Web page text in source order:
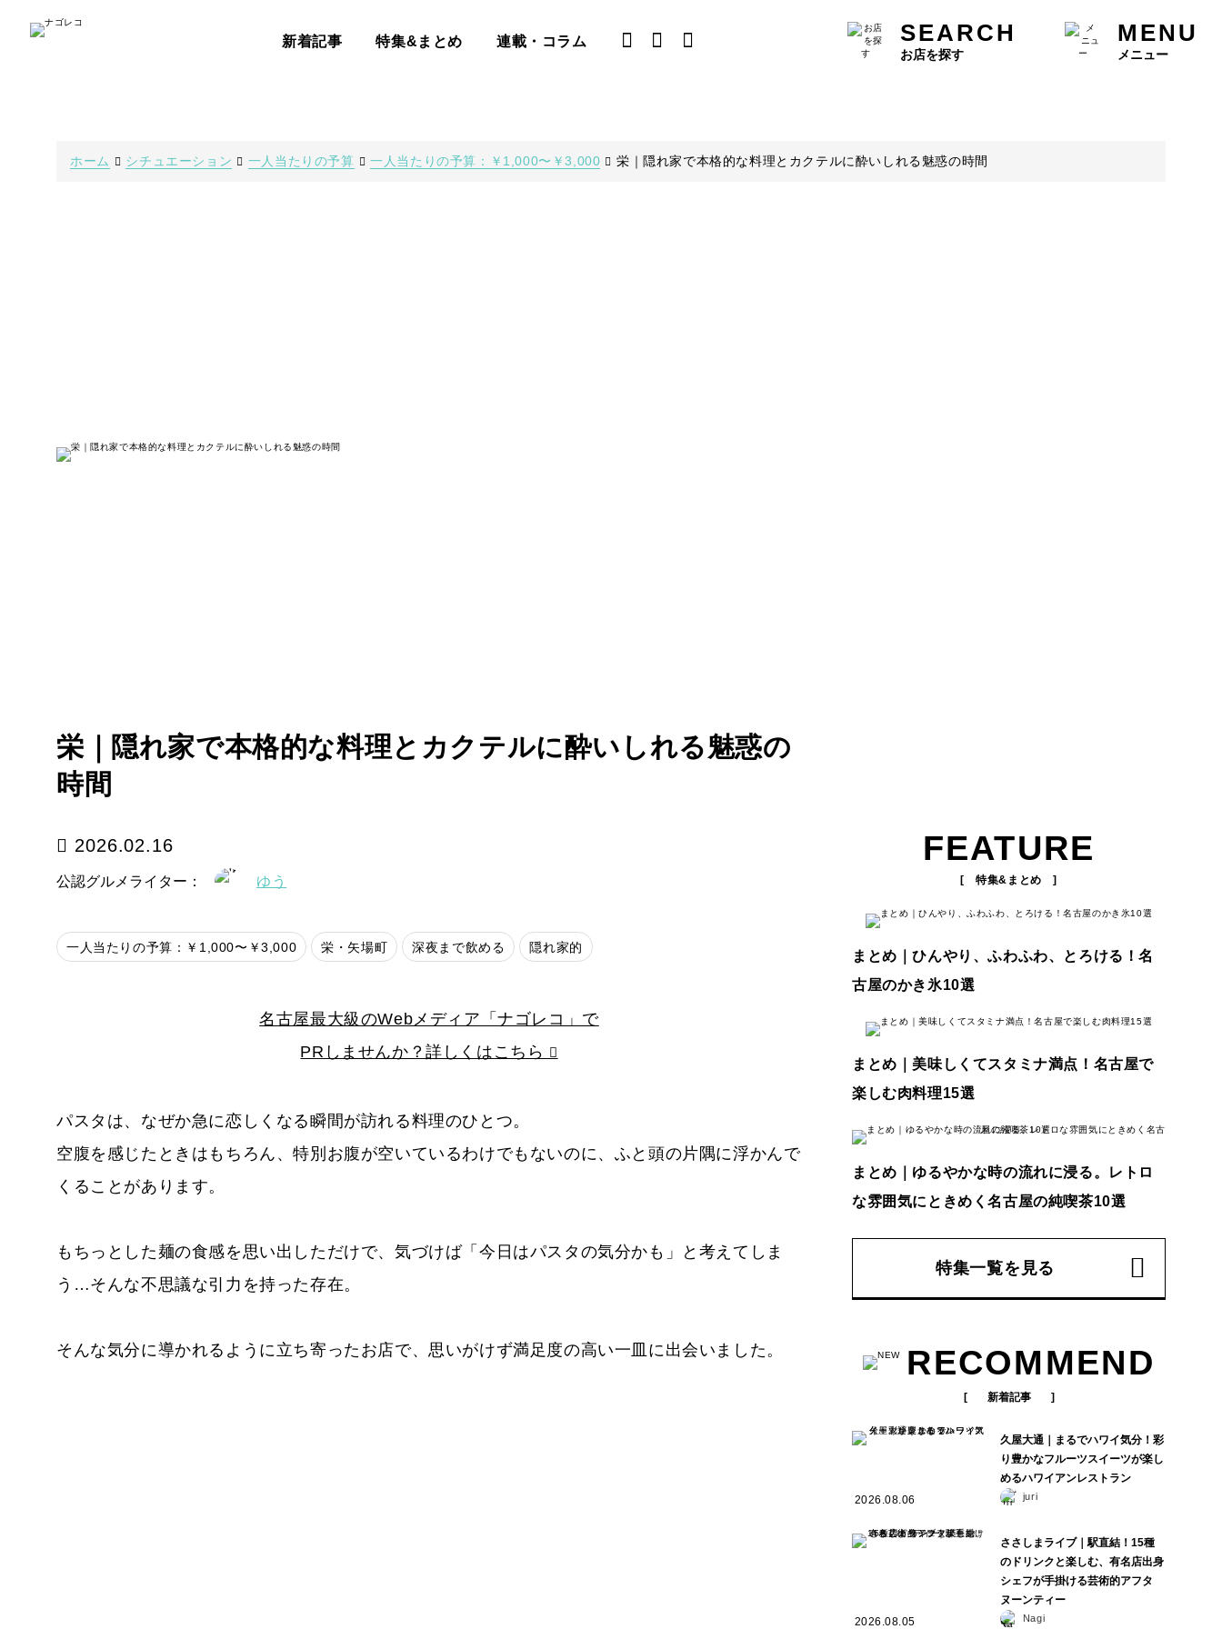
新着記事 特集&まとめ 連載・コラム SEARCH
お店を探す
MENU
メニュー
ホーム シチュエーション 一人当たりの予算 一人当たりの予算：￥1,000〜￥3,000 栄｜隠れ家で本格的な料理とカクテルに酔いしれる魅惑の時間
栄｜隠れ家で本格的な料理とカクテルに酔いしれる魅惑の
時間
2026.02.16
公認グルメライター： ゆう
一人当たりの予算：￥1,000〜￥3,000 栄・矢場町 深夜まで飲める 隠れ家的
名古屋最大級のWebメディア「ナゴレコ」で
PRしませんか？詳しくはこちら
パスタは、なぜか急に恋しくなる瞬間が訪れる料理のひとつ。
空腹を感じたときはもちろん、特別お腹が空いているわけでもないのに、ふと頭の片隅に浮かんで
くることがあります。
もちっとした麺の食感を思い出しただけで、気づけば「今日はパスタの気分かも」と考えてしま
う…そんな不思議な引力を持った存在。
そんな気分に導かれるように立ち寄ったお店で、思いがけず満足度の高い一皿に出会いました。
FEATURE
[ 特集&まとめ ]
まとめ｜ひんやり、ふわふわ、とろける！名
古屋のかき氷10選
まとめ｜美味しくてスタミナ満点！名古屋で
楽しむ肉料理15選
まとめ｜ゆるやかな時の流れに浸る。レトロ
な雰囲気にときめく名古屋の純喫茶10選
特集一覧を見る
RECOMMEND
新着記事
2026.08.06
久屋大通｜まるでハワイ気分！彩
り豊かなフルーツスイーツが楽し
めるハワイアンレストラン
juri
2026.08.05
ささしまライブ｜駅直結！15種
のドリンクと楽しむ、有名店出身
シェフが手掛ける芸術的アフタ
ヌーンティー
Nagi